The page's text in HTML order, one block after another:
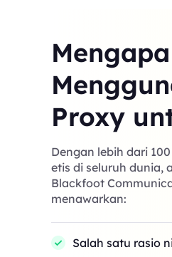
Proxy
Dengan lebih dari
etis di seluruh dunia,
Blackfoot
menawarkan:
Salah satu rasio